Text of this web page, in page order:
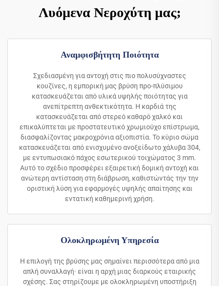
Λυόμενα Νεροχύτη μας;
Αναμφισβήτητη Ποιότητα
Σχεδιασμένη για αντοχή στις πιο πολυσύχναστες
κουζίνες, η εμπορική μας βρύση προ-πλύσιμου
κατασκευάζεται από υλικά υψηλής ποιότητας για
ανεπίτρεπτη ανθεκτικότητα. Η καρδιά της
κατασκευάζεται από στερεό καθαρό χαλκό και
επικαλύπτεται με προστατευτικό χρωμιούχο επίστρωμα,
διασφαλίζοντας μακροχρόνια αξιοπιστία. Το κύριο σώμα
κατασκευάζεται από ενισχυμένο ανοξείδωτο χάλυβα 304,
με εντυπωσιακό πάχος εσωτερικού τοιχώματος 3 mm.
Αυτό το σχέδιο προσφέρει εξαιρετική δομική αντοχή και
ανώτερη αντίσταση στη διάβρωση, καθιστώντάς την την
οριστική λύση για εφαρμογές υψηλής απαίτησης και
εντατική καθημερινή χρήση.
Ολοκληρωμένη Υπηρεσία
Η επιλογή της βρύσης μας σημαίνει περισσότερα από μια
απλή συναλλαγή· είναι η αρχή μιας διαρκούς εταιρικής
σχέσης. Σας στηρίζουμε με ολοκληρωμένη υποστήριξη